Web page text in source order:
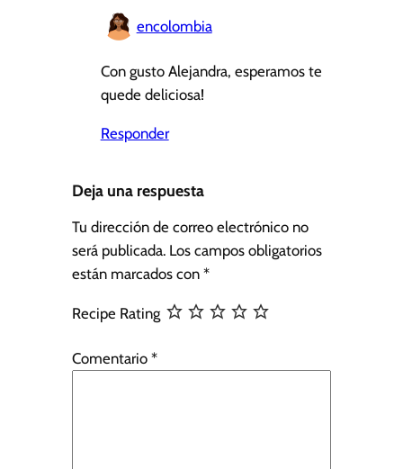
encolombia
Con gusto Alejandra, esperamos te
quede deliciosa!
Responder
Deja una respuesta
Tu dirección de correo electrónico no
será publicada. Los campos obligatorios
están marcados con *
Recipe Rating
Comentario *